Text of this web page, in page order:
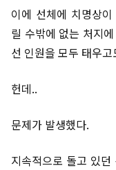
이에 선체에 치명상
릴 수밖에 없는 처지
선 인원을 모두 태우
헌데..
문제가 발생했다.
지속적으로 돌고 있